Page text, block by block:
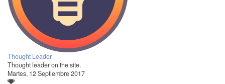
Thought Leader
Thought leader on the site.
Martes, 12 Septiembre 2017